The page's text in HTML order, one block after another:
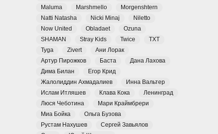
Maluma
Marshmello
Morgenshtern
Natti Natasha
Nicki Minaj
Niletto
Now United
Obladaet
Ozuna
SHAMAN
Stray Kids Twice
TXT
Tyga
Zivert
Ани Лорак
Артур Пирожков
Баста
Дана Лахова
Дима Билан
Егор Крид
Жалолиддин Ахмадалиев
Инна Вальтер
Ислам Итляшев
Клава Кока
Ленинград
Люся Чеботина
Мари Краймбрери
Миа Бойка
Ольга Бузова
Рустам Нахушев
Сергей Завьялов